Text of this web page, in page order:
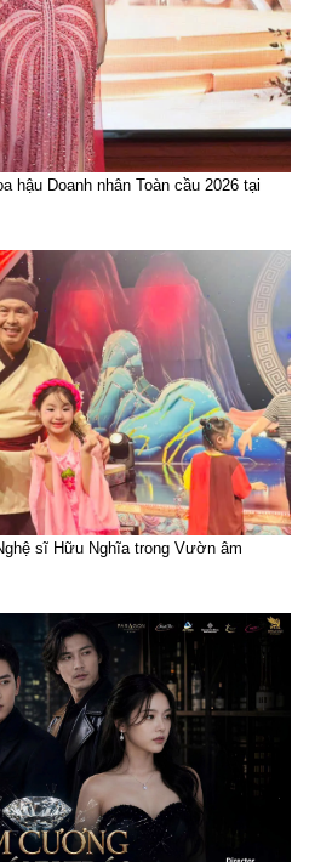
hậu Doanh nhân Toàn cầu 2026 tại
sĩ Hữu Nghĩa trong Vườn âm